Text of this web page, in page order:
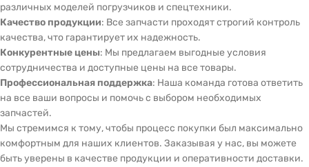
различных моделей погрузчиков и спецтехники.
Качество продукции: Все запчасти проходят строгий контроль
качества, что гарантирует их надежность.
Конкурентные цены: Мы предлагаем выгодные условия
сотрудничества и доступные цены на все товары.
Профессиональная поддержка: Наша команда готова ответить
на все ваши вопросы и помочь с выбором необходимых
запчастей.
Мы стремимся к тому, чтобы процесс покупки был максимально
комфортным для наших клиентов. Заказывая у нас, вы можете
быть уверены в качестве продукции и оперативности доставки.